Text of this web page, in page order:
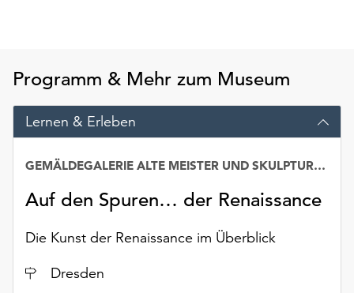
Programm & Mehr zum Museum
Lernen & Erleben
Auf den Spuren… der Renaissance
GEMÄLDEGALERIE ALTE MEISTER UND SKULPTURENSAMMLUNG BIS 1800
Die Kunst der Renaissance im Überblick
Ort
Dresden